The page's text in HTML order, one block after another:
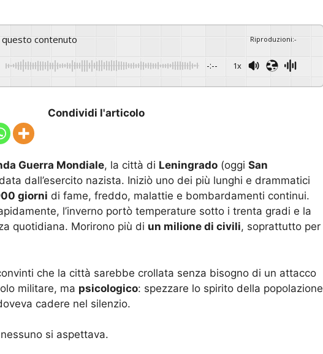
questo contenuto Riproduzioni:-
-:-- 1x
Condividi l'articolo
Guerra Mondiale, la città di Leningrado (oggi San
dall’esercito nazista. Iniziò uno dei più lunghi e drammatici
giorni di fame, freddo, malattie e bombardamenti continui.
l’inverno portò temperature sotto i trenta gradi e la
quotidiana. Morirono più di un milione di civili, soprattutto per
che la città sarebbe crollata senza bisogno di un attacco
militare, ma psicologico: spezzare lo spirito della popolazione
cadere nel silenzio.
si aspettava.